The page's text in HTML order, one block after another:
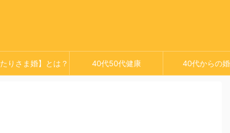
たりさま婚】とは？ 40代50代健康 40代からの